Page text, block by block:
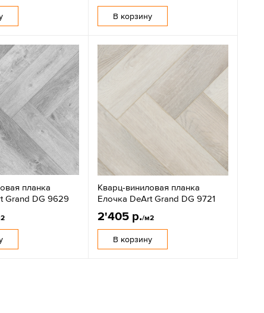
В корзину
планка
Grand DG 9629
Кварц-виниловая планка
Елочка DeArt Grand DG 9721
2'405 р./м2
В корзину